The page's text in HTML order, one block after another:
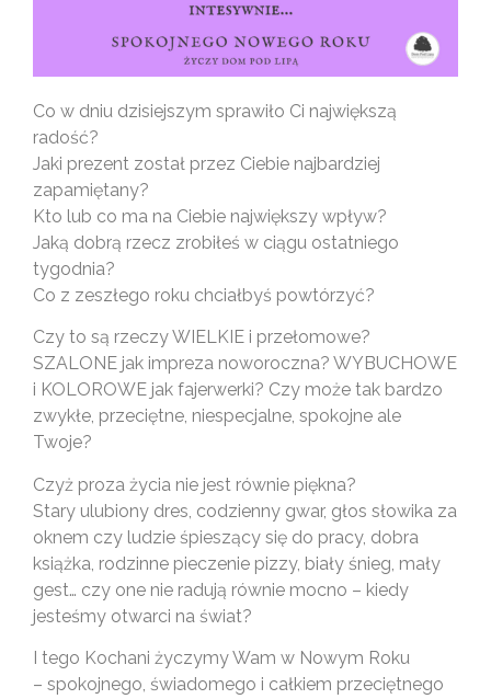
Co w dniu dzisiejszym sprawiło Ci największą
radość?
Jaki prezent został przez Ciebie najbardziej
zapamiętany?
Kto lub co ma na Ciebie największy wpływ?
Jaką dobrą rzecz zrobiłeś w ciągu ostatniego
tygodnia?
Co z zeszłego roku chciałbyś powtórzyć?
Czy to są rzeczy WIELKIE i przełomowe?
SZALONE jak impreza noworoczna? WYBUCHOWE
i KOLOROWE jak fajerwerki? Czy może tak bardzo
zwykłe, przeciętne, niespecjalne, spokojne ale
Twoje?
Czyż proza życia nie jest równie piękna?
Stary ulubiony dres, codzienny gwar, głos słowika za
oknem czy ludzie śpieszący się do pracy, dobra
książka, rodzinne pieczenie pizzy, biały śnieg, mały
gest… czy one nie radują równie mocno – kiedy
jesteśmy otwarci na świat?
I tego Kochani życzymy Wam w Nowym Roku
– spokojnego, świadomego i całkiem przeciętnego